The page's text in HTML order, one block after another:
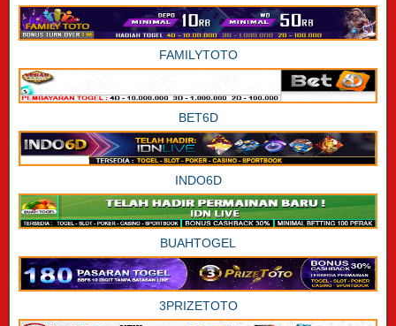
FAMILYTOTO
BET6D
INDO6D
BUAHTOGEL
3PRIZETOTO